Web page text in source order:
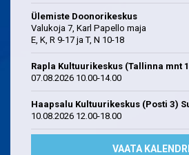
Ülemiste Doonorikeskus
Valukoja 7, Karl Papello maja
E, K, R 9-17 ja T, N 10-18
Rapla Kultuurikeskus (Tallinna mnt
07.08.2026 10.00-14.00
Haapsalu Kultuurikeskus (Posti 3)
10.08.2026 12.00-18.00
VAATA